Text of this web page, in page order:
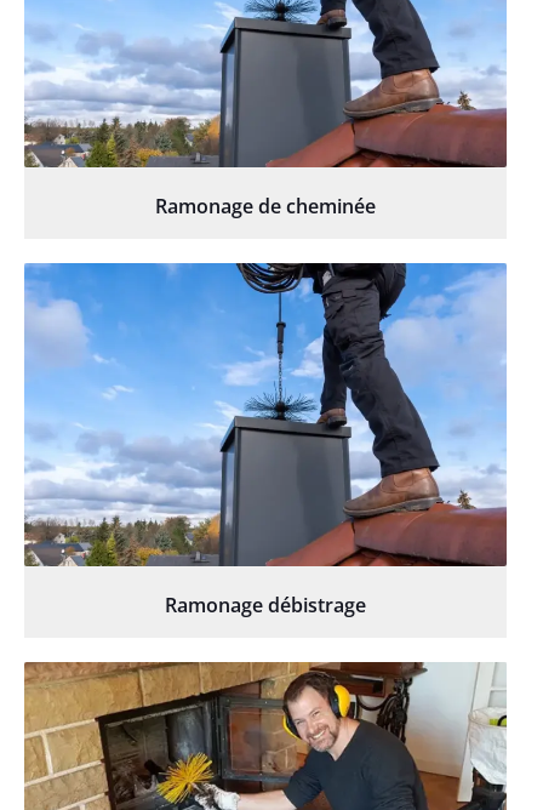
Ramonage de cheminée
Ramonage débistrage